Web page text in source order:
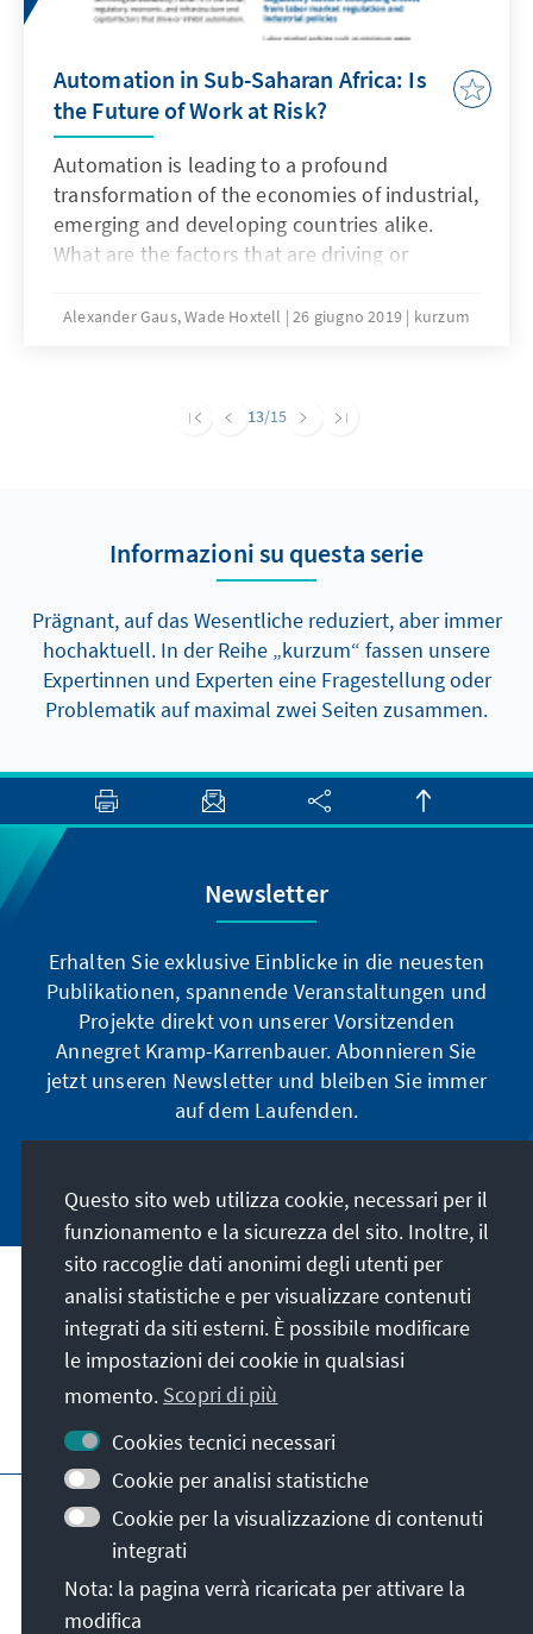
Auswirkungen von Umweltmigration und die
zu stärken?
Automation in Sub-Saharan Africa: Is
the Future of Work at Risk?
Automation is leading to a profound
transformation of the economies of industrial,
emerging and developing countries alike.
What are the factors that are driving or
Saharan Africa? Is automation a threat to the
provides a basis to frame future debates on
Alexander Gaus, Wade Hoxtell 26 giugno 2019 kurzum
13/15
Informazioni su questa serie
Prägnant, auf das Wesentliche reduziert, aber immer
hochaktuell. In der Reihe „kurzum“ fassen unsere
Expertinnen und Experten eine Fragestellung oder
Problematik auf maximal zwei Seiten zusammen.
Newsletter
Erhalten Sie exklusive Einblicke in die neuesten
Publikationen, spannende Veranstaltungen und
Projekte direkt von unserer Vorsitzenden
Annegret Kramp-Karrenbauer. Abonnieren Sie
jetzt unseren Newsletter und bleiben Sie immer
auf dem Laufenden.
La nostra missione
Contatto
Altre offerte della fondazione
Colophon
Termini e condizioni
Erklärung zur Barrierefreiheit
Mappa del sito
Questo sito web utilizza cookie, necessari per il
funzionamento e la sicurezza del sito. Inoltre, il
sito raccoglie dati anonimi degli utenti per
analisi statistiche e per visualizzare contenuti
integrati da siti esterni. È possibile modificare
le impostazioni dei cookie in qualsiasi
momento. Scopri di più
Cookies tecnici necessari
Cookie per analisi statistiche
Cookie per la visualizzazione di contenuti
integrati
Nota: la pagina verrà ricaricata per attivare la
modifica